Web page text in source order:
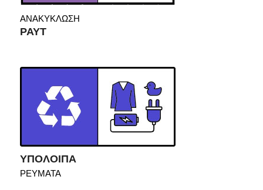
ΑΝΑΚΥΚΛΩΣΗ
PAYT
ΥΠΟΛΟΙΠΑ
ΡΕΥΜΑΤΑ